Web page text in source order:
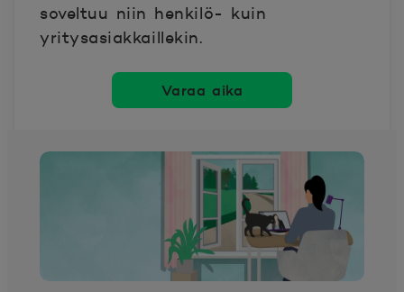
soveltuu niin henkilö- kuin
yritysasiakkaillekin.
Varaa aika